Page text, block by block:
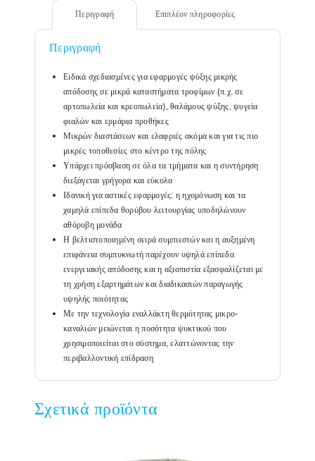
Περιγραφή Επιπλέον πληροφορίες
Περιγραφή
Ειδικά σχεδιασμένες για εφαρμογές ψύξης μικρής
απόδοσης σε μικρά καταστήματα τροφίμων (π.χ. σε
αρτοπωλεία και κρεοπωλεία), θαλάμους ψύξης, ψυγεία
φιαλών και ερμάρια προθήκες
Μικρών διαστάσεων και ελαφριές ακόμα και για τις πιο
μικρές τοποθεσίες στο κέντρο της πόλης
Υπάρχει πρόσβαση σε όλα τα τμήματα και η συντήρηση
διεξάγεται γρήγορα και εύκολα
Ιδανική για αστικές εφαρμογές: η ηχομόνωση και τα
χαμηλά επίπεδα θορύβου λειτουργίας υποδηλώνουν
αθόρυβη μονάδα
Η βελτιστοποιημένη σειρά συμπιεστών και η αυξημένη
επιφάνεια συμπυκνωτή παρέχουν υψηλά επίπεδα
ενεργειακής απόδοσης και η αξιοπιστία εξασφαλίζεται με
τη χρήση εξαρτημάτων και διαδικασιών παραγωγής
υψηλής ποιότητας
Με την τεχνολογία εναλλάκτη θερμότητας μικρο-
καναλιών μειώνεται η ποσότητα ψυκτικού που
χρησιμοποιείται στο σύστημα, ελαττώνοντας την
περιβαλλοντική επίδραση
Σχετικά προϊόντα